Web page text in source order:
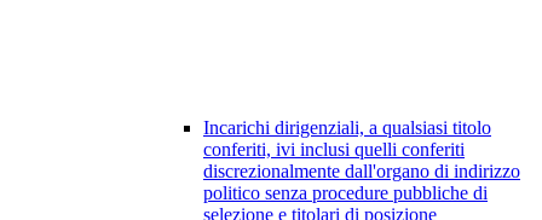
Incarichi dirigenziali, a qualsiasi titolo
conferiti, ivi inclusi quelli conferiti
discrezionalmente dall'organo di indirizzo
politico senza procedure pubbliche di
selezione e titolari di posizione